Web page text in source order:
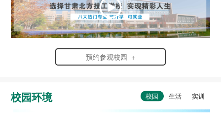
预约参观校园 +
校园环境